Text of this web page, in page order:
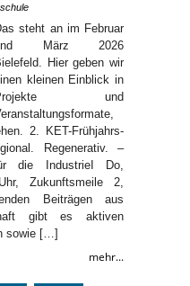
steht an im Februar
März 2026
Hier geben wir
kleinen Einblick in
und
2. KET-Früh­jahr­s­
Re­ge­ne­ra­tiv. –
die In­dus­trieI Do,
Zukunftsmeile 2,
Beiträgen aus
gibt es aktiven
sowie […]
mehr...